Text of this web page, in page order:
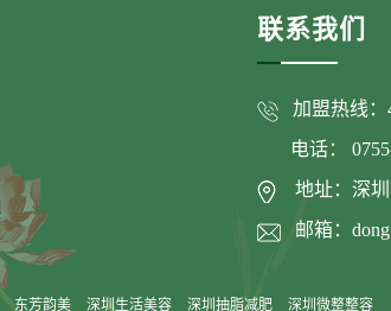
联系我们
加盟热线：
电话： 0755-
地址：深圳
邮箱：
东芳韵美 深圳生活美容 深圳抽脂减肥 深圳微整整容